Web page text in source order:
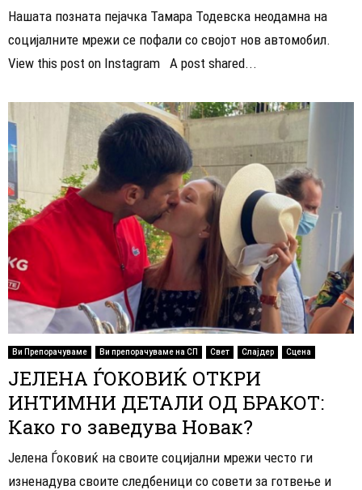
Нашата позната пејачка Тамара Тодевска неодамна на
социјалните мрежи се пофали со својот нов автомобил.
View this post on Instagram A post shared...
Ви Препорачуваме Ви препорачуваме на СП Свет Слајдер Сцена
ЈЕЛЕНА ЃОКОВИЌ ОТКРИ
ИНТИМНИ ДЕТАЛИ ОД БРАКОТ:
Како го заведува Новак?
Јелена Ѓоковиќ на своите социјални мрежи често ги
изненадува своите следбеници со совети за готвење и